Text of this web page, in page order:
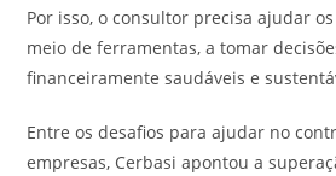
Por isso, o consultor precisa ajudar
meio de ferramentas, a tomar
financeiramente saudáveis e
Entre os desafios para ajudar no
empresas, Cerbasi apontou a